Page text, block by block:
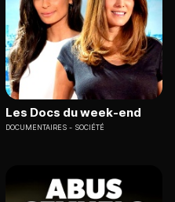
Les Docs du week-end
DOCUMENTAIRES SOCIÉTÉ